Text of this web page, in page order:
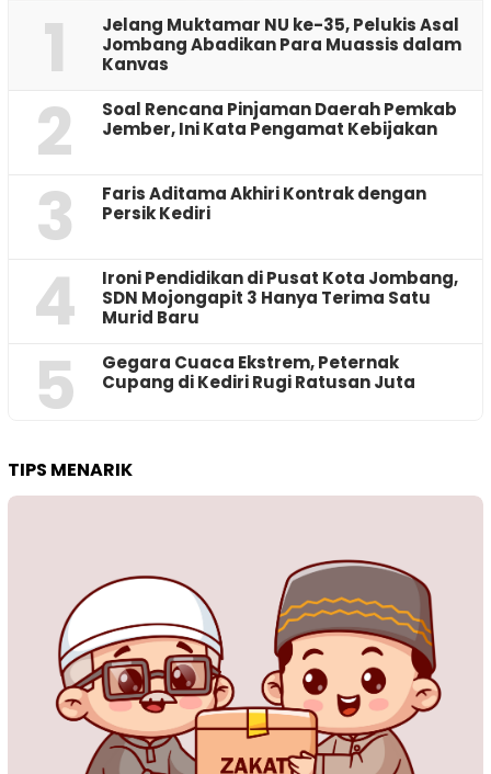
1
Jelang Muktamar NU ke-35, Pelukis Asal
Jombang Abadikan Para Muassis dalam
Kanvas
2
‎Soal Rencana Pinjaman Daerah Pemkab
Jember, Ini Kata Pengamat Kebijakan ‎
3
Faris Aditama Akhiri Kontrak dengan
Persik Kediri
4
Ironi Pendidikan di Pusat Kota Jombang,
SDN Mojongapit 3 Hanya Terima Satu
Murid Baru
5
‎Gegara Cuaca Ekstrem, Peternak
Cupang di Kediri Rugi Ratusan Juta
TIPS MENARIK